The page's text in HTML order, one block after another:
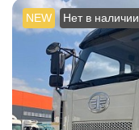
NEW Нет в наличии